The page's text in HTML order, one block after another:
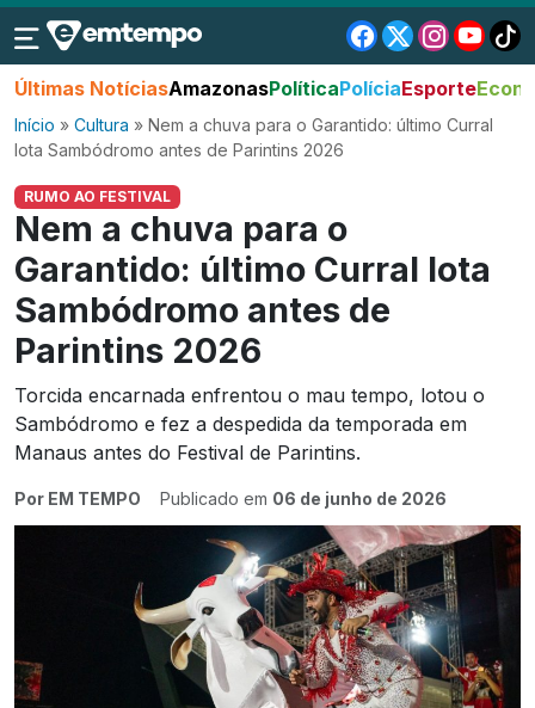
Últimas NotíciasAmazonasPolíticaPolíciaEsporte
Início » Cultura » Nem a chuva para o Garantido: último Curral
lota Sambódromo antes de Parintins 2026
RUMO AO FESTIVAL
Nem a chuva para o
Garantido: último Curral lota
Sambódromo antes de
Parintins 2026
Torcida encarnada enfrentou o mau tempo, lotou o
Sambódromo e fez a despedida da temporada em
Manaus antes do Festival de Parintins.
Por EM TEMPO Publicado em 06 de junho de 2026